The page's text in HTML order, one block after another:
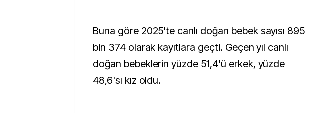
Buna göre 2025'te canlı doğan bebek sayısı 895
bin 374 olarak kayıtlara geçti. Geçen yıl canlı
doğan bebeklerin yüzde 51,4'ü erkek, yüzde
48,6'sı kız oldu.